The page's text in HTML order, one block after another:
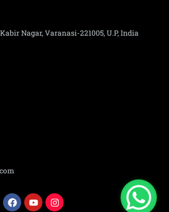
Nagar, Varanasi-221005, U.P, India